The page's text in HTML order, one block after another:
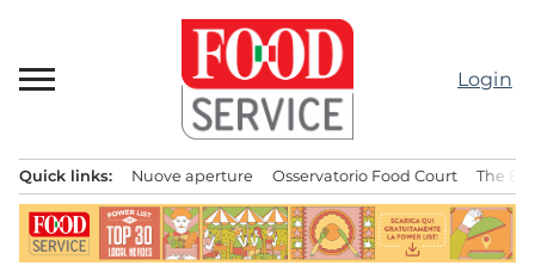
contenuto
Login
principale
Quick links: Nuove aperture Osservatorio Food Court The